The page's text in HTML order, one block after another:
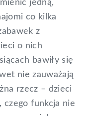
jedną,
co kilka
z
o nich
bawiły się
nie zauważają
rzecz – dzieci
czego funkcja nie